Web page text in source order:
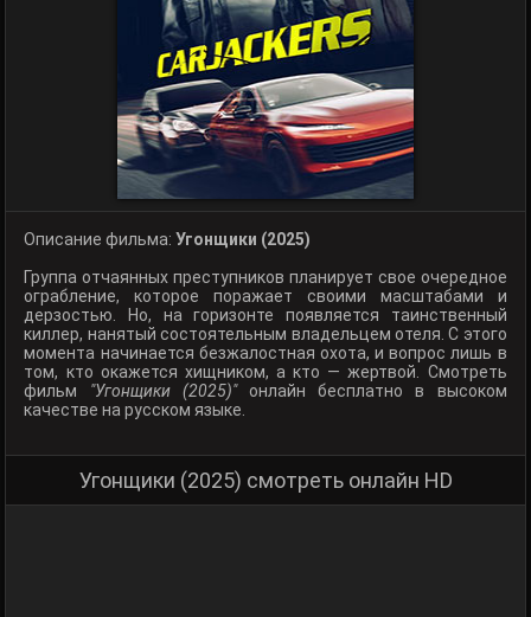
Описание фильма:Угонщики (2025)
Группа отчаянных преступников планирует свое очередное
ограбление, которое поражает своими масштабами и
дерзостью. Но, на горизонте появляется таинственный
киллер, нанятый состоятельным владельцем отеля. С этого
момента начинается безжалостная охота, и вопрос лишь в
том, кто окажется хищником, а кто — жертвой. Смотреть
фильм "Угонщики (2025)"онлайн бесплатно в высоком
качестве на русском языке.
Угонщики (2025) смотреть онлайн HD